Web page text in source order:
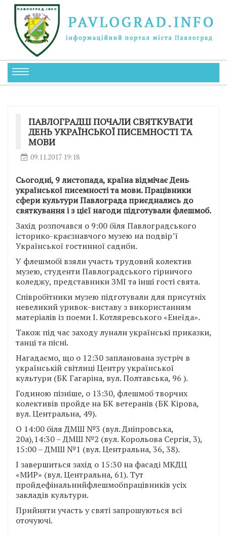
ПАВЛОГРАДЦІ ПОЧАЛИ СВЯТКУВАТИ
ДЕНЬ УКРАЇНСЬКОЇ ПИСЕМНОСТІ ТА
МОВИ
09.11.2017 19:18
Сьогодні, 9 листопада, країна відмічає День
української писемності та мови. Працівники
сфери культури Павлограда приєднались до
святкування і з цієї нагоди підготували флешмоб.
Захід розпочався о 9:00 біля Павлоградського
історико-краєзнавчого музею на подвір’ї
Української гостинної садиби.
У флешмобі взяли участь трудовий колектив
музею, студенти Павлоградського гірничого
коледжу, представники ЗМІ та інші гості свята.
Співробітники музею підготували для присутніх
невеликий уривок-виставу з використанням
матеріалів із поеми І. Котляревського «Енеїда».
Також під час заходу лунали українські приказки,
танці та пісні.
Нагадаємо, що о 12:30 запланована зустріч в
українській світлиці Центру української
культури (БК Гагаріна, вул. Полтавська, 96 ).
Годиною пізніше, о 13:30, флешмоб творчих
колективів пройде на БК ветеранів (БК Кірова,
вул. Центральна, 49).
О 14:00 біля ДМШ №3 (вул. Дніпровська,
20а),14:30 – ДМШ №2 (вул. Корольова Сергія, 3),
15:00 – ДМШ №1 (вул. Центральна, 36, 38).
І завершиться захід о 15:30 на фасаді МКДЦ
«МИР» (вул. Центральна, 61). Тут
пройдефінальнийфлешмобпрацівників усіх
закладів культури.
Прийняти участь у святі запрошуються всі
оточуючі.